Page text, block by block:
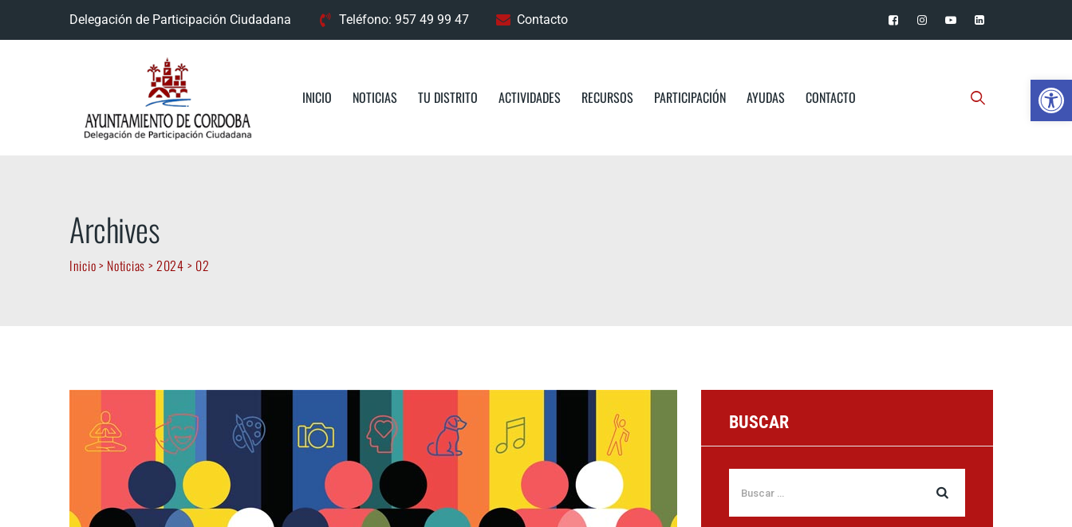
Delegación de Participación Ciudadana Teléfono: 957 49 99 47 Contacto
INICIO NOTICIAS TU DISTRITO ACTIVIDADES RECURSOS PARTICIPACIÓN AYUDAS CONTACTO
Archives
Inicio> Noticias >2024 > 02
BUSCAR